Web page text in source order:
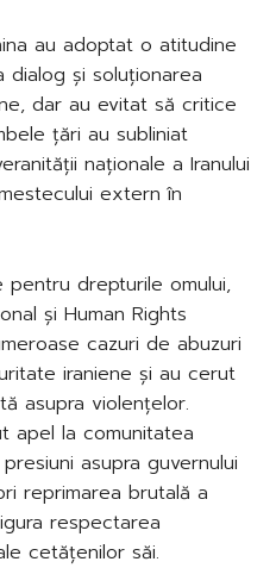
au adoptat o atitudine
dialog și soluționarea
dar au evitat să critice
țări au subliniat
naționale a Iranului
extern în
pentru drepturile omului,
și Human Rights
cazuri de abuzuri
iraniene și au cerut
asupra violențelor.
apel la comunitatea
asupra guvernului
reprimarea brutală a
respectarea
cetățenilor săi.